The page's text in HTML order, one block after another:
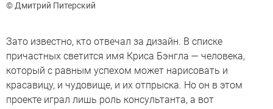
© Дмитрий Питерский
Зато известно, кто отвечал за дизайн. В списке
причастных светится имя Криса Бэнгла — человека,
который с равным успехом может нарисовать и
красавицу, и чудовище, и их отпрыска. Но он в этом
проекте играл лишь роль консультанта, а вот